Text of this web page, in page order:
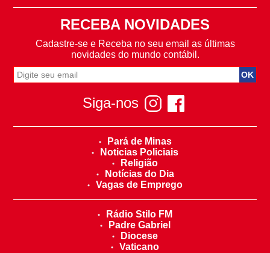
RECEBA NOVIDADES
Cadastre-se e Receba no seu email as últimas
novidades do mundo contábil.
Siga-nos
Pará de Minas
Noticias Policiais
Religião
Notícias do Dia
Vagas de Emprego
Rádio Stilo FM
Padre Gabriel
Diocese
Vaticano